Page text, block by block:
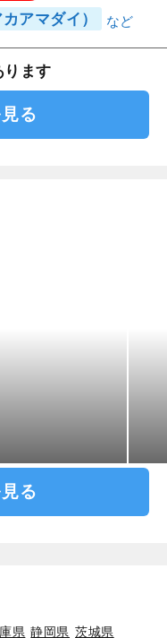
アマダイ）
ります
る
る
県 静岡県 茨城県